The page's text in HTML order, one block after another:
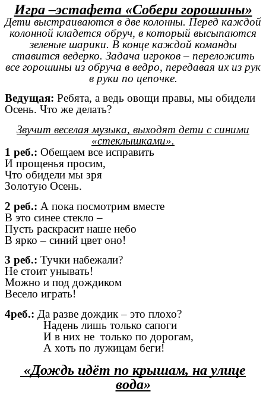
Игра –эстафета «Собери горошины»
Дети выстраиваются в две колонны. Перед каждой
колонной кладется обруч, в который высыпаются
зеленые шарики. В конце каждой команды
ставится ведерко. Задача игроков – переложить
все горошины из обруча в ведро, передавая их из рук
в руки по цепочке.
Ведущая: Ребята, а ведь овощи правы, мы обидели
Осень. Что же делать?
Звучит веселая музыка, выходят дети с синими
«стеклышками».
1 реб.: Обещаем все исправить
И прощенья просим,
Что обидели мы зря
Золотую Осень.
2 реб.: А пока посмотрим вместе
В это синее стекло –
Пусть раскрасит наше небо
В ярко – синий цвет оно!
3 реб.: Тучки набежали?
Не стоит унывать!
Можно и под дождиком
Весело играть!
4реб.: Да разве дождик – это плохо?
Надень лишь только сапоги
И в них не только по дорогам,
А хоть по лужицам беги!
«Дождь идёт по крышам, на улице
вода»